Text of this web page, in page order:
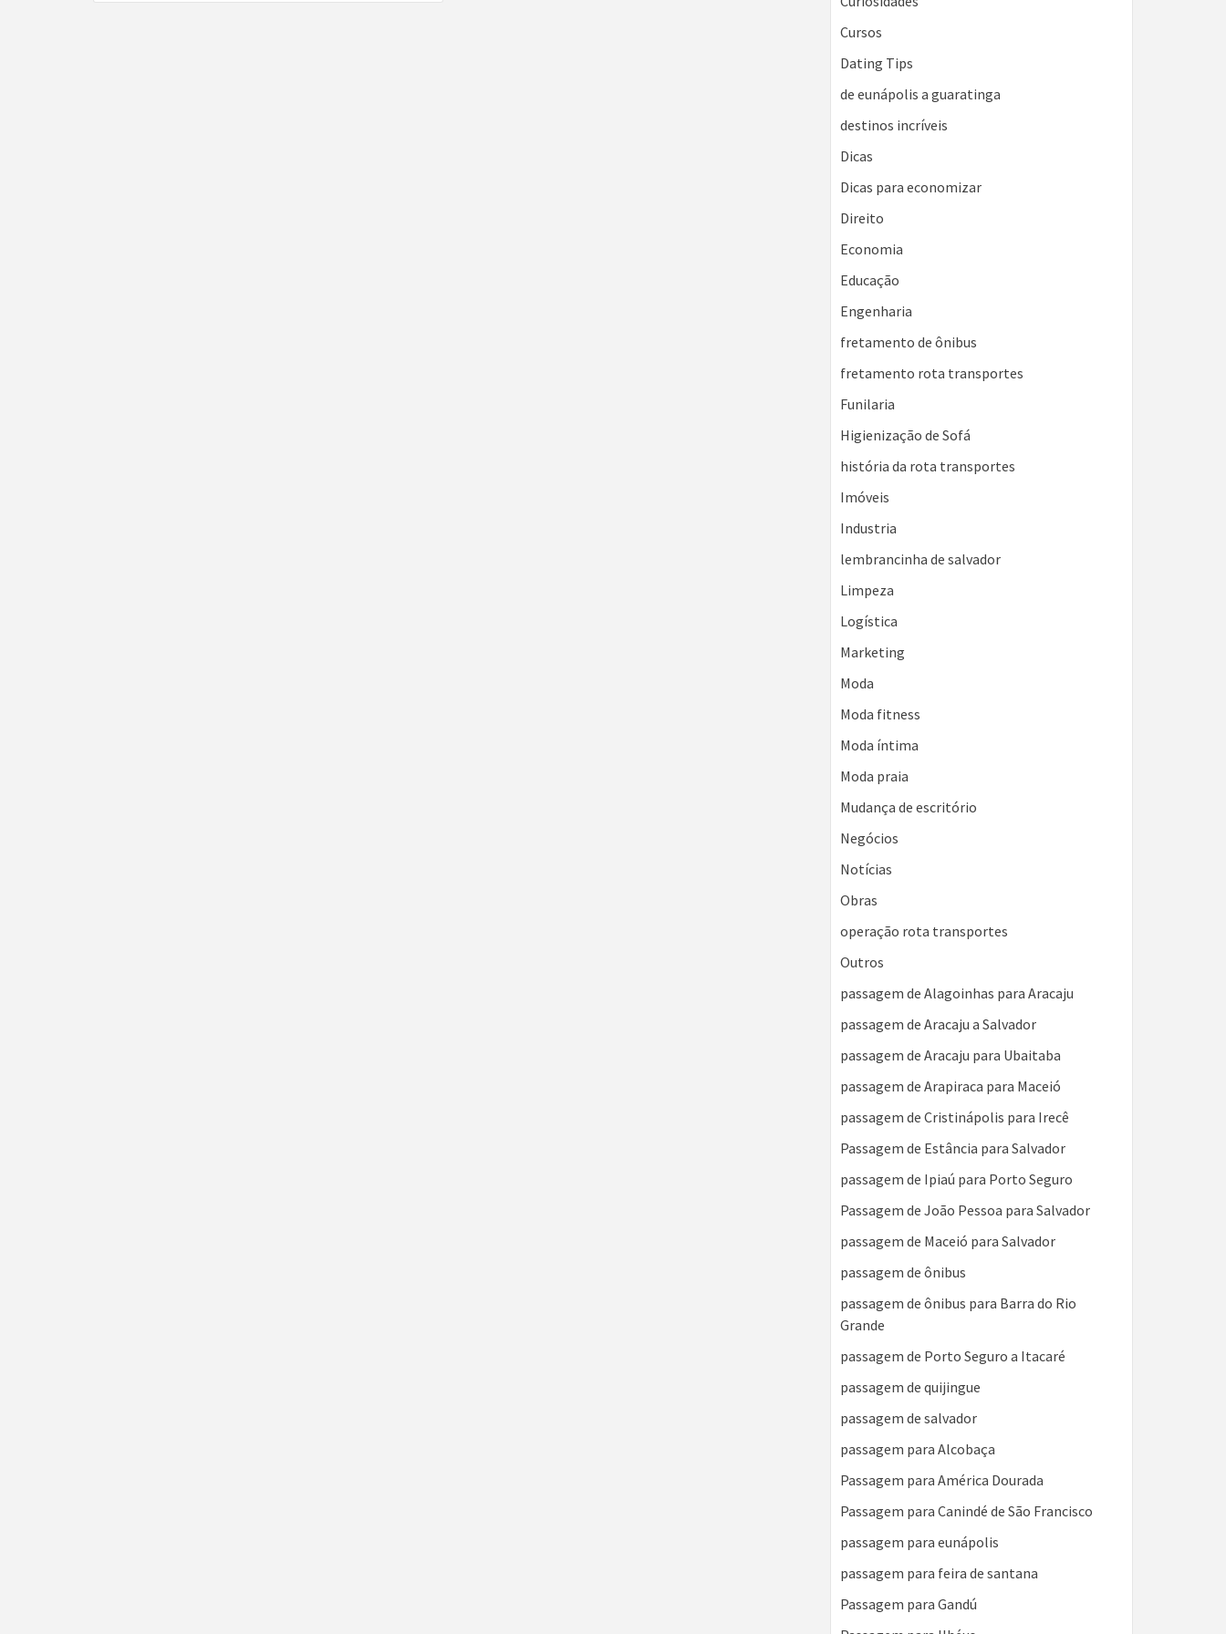
Cursos
Dating Tips
de eunápolis a guaratinga
destinos incríveis
Dicas
Dicas para economizar
Direito
Economia
Educação
Engenharia
fretamento de ônibus
fretamento rota transportes
Funilaria
Higienização de Sofá
história da rota transportes
Imóveis
Industria
lembrancinha de salvador
Limpeza
Logística
Marketing
Moda
Moda fitness
Moda íntima
Moda praia
Mudança de escritório
Negócios
Notícias
Obras
operação rota transportes
Outros
passagem de Alagoinhas para Aracaju
passagem de Aracaju a Salvador
passagem de Aracaju para Ubaitaba
passagem de Arapiraca para Maceió
passagem de Cristinápolis para Irecê
Passagem de Estância para Salvador
passagem de Ipiaú para Porto Seguro
Passagem de João Pessoa para Salvador
passagem de Maceió para Salvador
passagem de ônibus
passagem de ônibus para Barra do Rio
Grande
passagem de Porto Seguro a Itacaré
passagem de quijingue
passagem de salvador
passagem para Alcobaça
Passagem para América Dourada
Passagem para Canindé de São Francisco
passagem para eunápolis
passagem para feira de santana
Passagem para Gandú